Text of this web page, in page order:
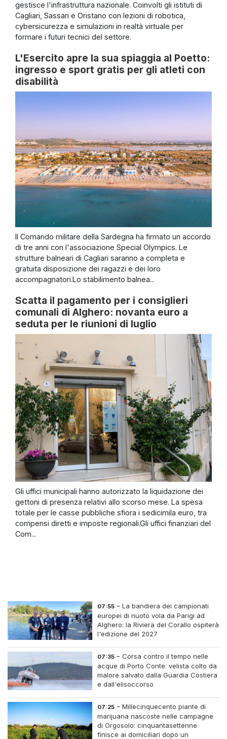
gestisce l'infrastruttura nazionale. Coinvolti gli istituti di
Cagliari, Sassari e Oristano con lezioni di robotica,
cybersicurezza e simulazioni in realtà virtuale per
formare i futuri tecnici del settore.
L'Esercito apre la sua spiaggia al Poetto:
ingresso e sport gratis per gli atleti con
disabilità
Il Comando militare della Sardegna ha firmato un accordo
di tre anni con l'associazione Special Olympics. Le
strutture balneari di Cagliari saranno a completa e
gratuita disposizione dei ragazzi e dei loro
accompagnatori.Lo stabilimento balnea...
Scatta il pagamento per i consiglieri
comunali di Alghero: novanta euro a
seduta per le riunioni di luglio
Gli uffici municipali hanno autorizzato la liquidazione dei
gettoni di presenza relativi allo scorso mese. La spesa
totale per le casse pubbliche sfiora i sedicimila euro, tra
compensi diretti e imposte regionali.Gli uffici finanziari del
Com...
07:55 -La bandiera dei campionati
europei di nuoto vola da Parigi ad
Alghero: la Riviera del Corallo ospiterà
l'edizione del 2027
07:35 -Corsa contro il tempo nelle
acque di Porto Conte: velista colto da
malore salvato dalla Guardia Costiera
e dall'elisoccorso
07:25 -Millecinquecento piante di
marijuana nascoste nelle campagne
di Orgosolo: cinquantasettenne
finisce ai domiciliari dopo un